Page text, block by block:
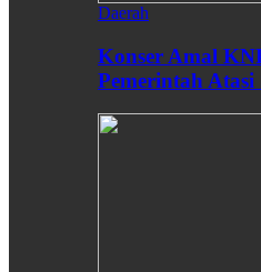
Daerah
Konser Amal
Pemerintah